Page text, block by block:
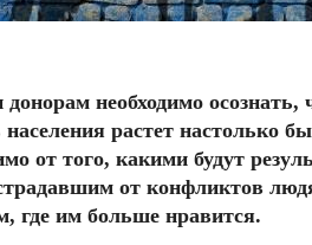
необходимо осознать,
растет настолько
от того, какими будут
от конфликтов
где им больше нравится.